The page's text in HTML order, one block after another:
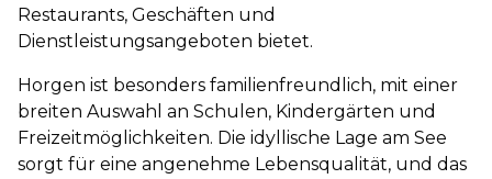
Restaurants, Geschäften und
Dienstleistungsangeboten bietet.
Horgen ist besonders familienfreundlich, mit einer
breiten Auswahl an Schulen, Kindergärten und
Freizeitmöglichkeiten. Die idyllische Lage am See
sorgt für eine angenehme Lebensqualität, und das